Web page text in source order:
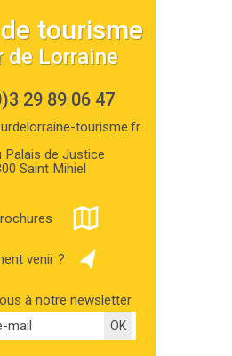
tourisme
de Lorraine
29 89 06 47
tourisme.fr
Palais de Justice
Saint Mihiel
venir ?
à notre newsletter